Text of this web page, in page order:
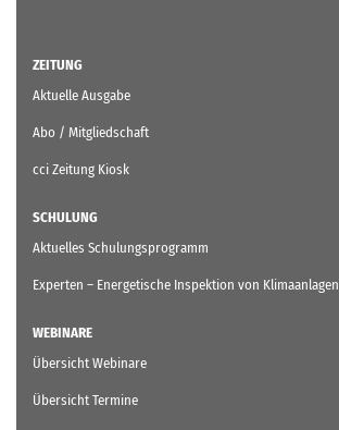
ZEITUNG
Aktuelle Ausgabe
Abo / Mitgliedschaft
cci Zeitung Kiosk
SCHULUNG
Aktuelles Schulungsprogramm
Experten – Energetische Inspektion von Klimaanlagen
WEBINARE
Übersicht Webinare
Übersicht Termine